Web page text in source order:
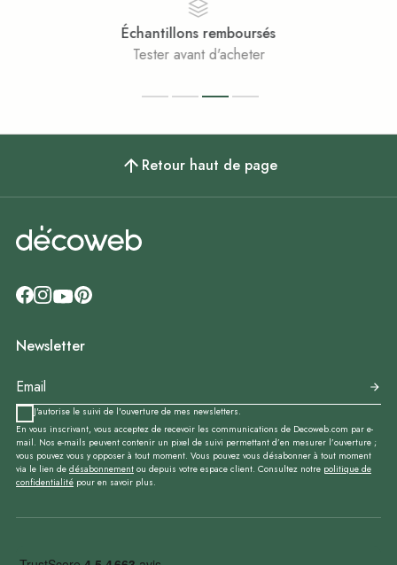
Paiement sécurisé
Achats 100% sécurisés
Retour haut de page
Newsletter
J'autorise le suivi de l'ouverture de mes newsletters.
En vous inscrivant, vous acceptez de recevoir les communications de Decoweb.com par e-
mail. Nos e-mails peuvent contenir un pixel de suivi permettant d’en mesurer l’ouverture ;
vous pouvez vous y opposer à tout moment. Vous pouvez vous désabonner à tout moment
via le lien de désabonnement ou depuis votre espace client. Consultez notre politique de
confidentialité pour en savoir plus.